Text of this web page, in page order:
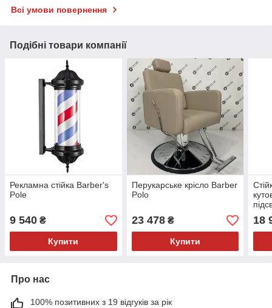
Всі умови повернення
Подібні товари компанії
Рекламна стійка Barber's
Pole
9 540 ₴
Купити
Перукарське крісло Barber
Polo
23 478₴
Купити
18
Про нас
100% позитивних з 19 відгуків за рік